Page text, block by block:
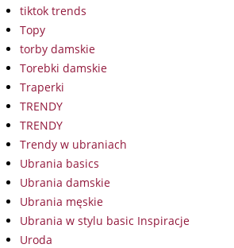
tiktok trends
Topy
torby damskie
Torebki damskie
Traperki
TRENDY
TRENDY
Trendy w ubraniach
Ubrania basics
Ubrania damskie
Ubrania męskie
Ubrania w stylu basic Inspiracje
Uroda